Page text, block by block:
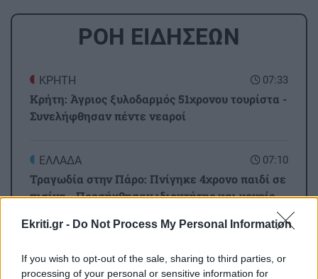
Ekriti.gr - Do Not Process My Personal Information
If you wish to opt-out of the sale, sharing to third parties, or
processing of your personal or sensitive information for
ΡΟΗ ΕΙΔΗΣΕΩΝ
07:33
ΚΡΗΤΗ
Κρήτη: Άγριος ξυλοδαρμός 51χρονου τουρίστα -
Συνελήφθησαν πέντε νεαροί
07:10
ΕΛΛΑΔΑ
Τραγωδία στην Πάρο: Πνίγηκε 4χρονο παιδί σε
πισίνα - Προσήχθησαν ιδιοκτήτης και γονείς
Συναγερμός: Ύποπτα drones πάνω από τη
μυστική υπόγεια βάση με Patriot στη Γερμανία